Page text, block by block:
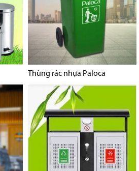
Thùng rác nhựa Paloca